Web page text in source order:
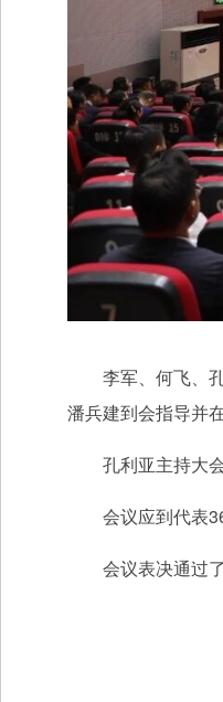
李军、何飞、孔
潘兵建到会指导并
孔利亚主持大会
会议应到代表
会议表决通过了